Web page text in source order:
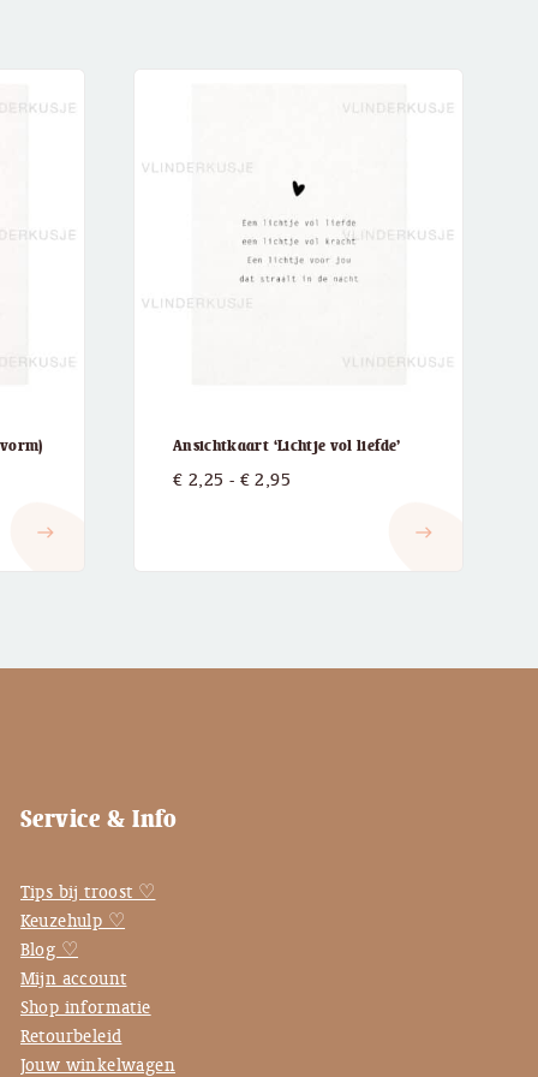
east
Ansichtkaart ‘Lichtje vol liefde’
€ 2,25 - € 2,95
east
Service & Info
Tips bij troost ♡
Keuzehulp ♡
Blog ♡
Mijn account
Shop informatie
Retourbeleid
Jouw winkelwagen